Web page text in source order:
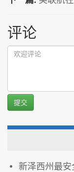
评论
提交
新泽西州最